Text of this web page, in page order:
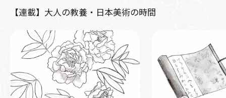
【連載】大人の教養・日本美術の時間